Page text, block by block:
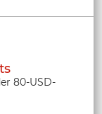
80-USD-